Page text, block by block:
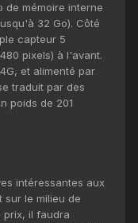
de mémoire interne
32 Go). Côté
capteur 5
pixels) à l'avant.
et alimenté par
traduit par des
poids de 201
intéressantes aux
sur le milieu de
prix, il faudra